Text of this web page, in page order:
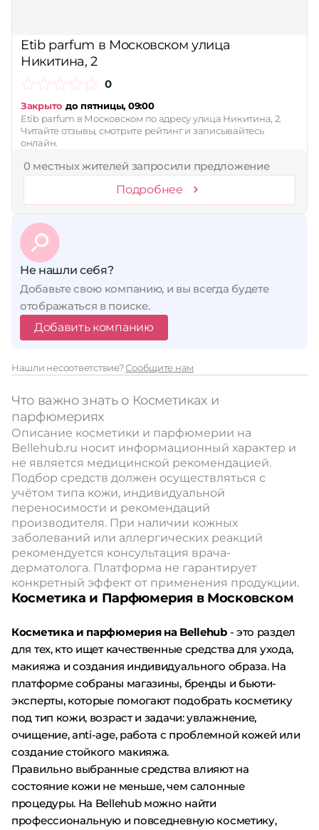
Etib parfum в Московском улица
Никитина, 2
0
Закрыто до пятницы, 09:00
Etib parfum в Московском по адресу улица Никитина, 2.
Читайте отзывы, смотрите рейтинг и записывайтесь
онлайн.
0 местных жителей запросили предложение
Подробнее
Не нашли себя?
Добавьте свою компанию, и вы всегда будете
отображаться в поиске.
Добавить компанию
Нашли несоответствие?Сообщите нам
Что важно знать о Косметиках и
парфюмериях
Описание косметики и парфюмерии на
Bellehub.ru носит информационный характер и
не является медицинской рекомендацией.
Подбор средств должен осуществляться с
учётом типа кожи, индивидуальной
переносимости и рекомендаций
производителя. При наличии кожных
заболеваний или аллергических реакций
рекомендуется консультация врача-
дерматолога. Платформа не гарантирует
конкретный эффект от применения продукции.
Косметика и Парфюмерия в Московском
Косметика и парфюмерия на Bellehub- это раздел
для тех, кто ищет качественные средства для ухода,
макияжа и создания индивидуального образа. На
платформе собраны магазины, бренды и бьюти-
эксперты, которые помогают подобрать косметику
под тип кожи, возраст и задачи: увлажнение,
очищение, anti-age, работа с проблемной кожей или
создание стойкого макияжа.
Правильно выбранные средства влияют на
состояние кожи не меньше, чем салонные
процедуры. На Bellehub можно найти
профессиональную и повседневную косметику,